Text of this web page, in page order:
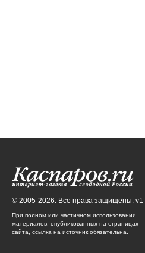
© 2005-2026. Все права защищены. v1
При полном или частичном использовании
материалов, опубликованных на страницах
сайта, ссылка на источник обязательна.